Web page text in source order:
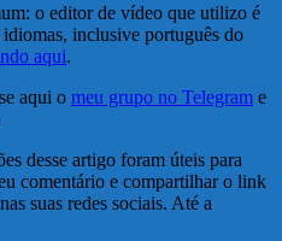
o editor de vídeo que utilizo é
inclusive português do
aqui.
aqui o meu grupo no Telegram e
desse artigo foram úteis para
comentário e compartilhar o link
suas redes sociais. Até a